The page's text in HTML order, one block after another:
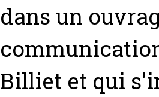
dans un
Billiet et qui